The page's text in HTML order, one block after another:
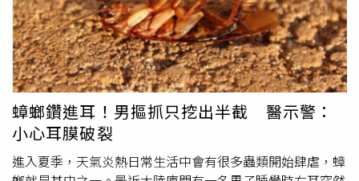
接觸蜈蚣及（熱帶）有毒千足蟲」，所幸經治療後已無大
礙。然而馬女對酒店方面的處理方式表達不滿，稱目前僅獲
得醫療費報銷與少量餐飲及會員積分補償，對居住於上海的
她而言「幾無實質意義」。蘇州太湖萬麗酒店表示，這起事
件屬極低概率，因酒店位於太湖湖畔，植被茂密，平時對環
境衛生與蟲害防治非常重視。工作人員表示，酒店已主動聯
繫馬女友人，向當事人表示誠摯歉意，並提出相應補償方
案，盼與其進一步溝通解決。
蟑螂鑽進耳！男摳抓只挖出半截 醫示警：
小心耳膜破裂
進入夏季，天氣炎熱日常生活中會有很多蟲類開始肆虐，蟑